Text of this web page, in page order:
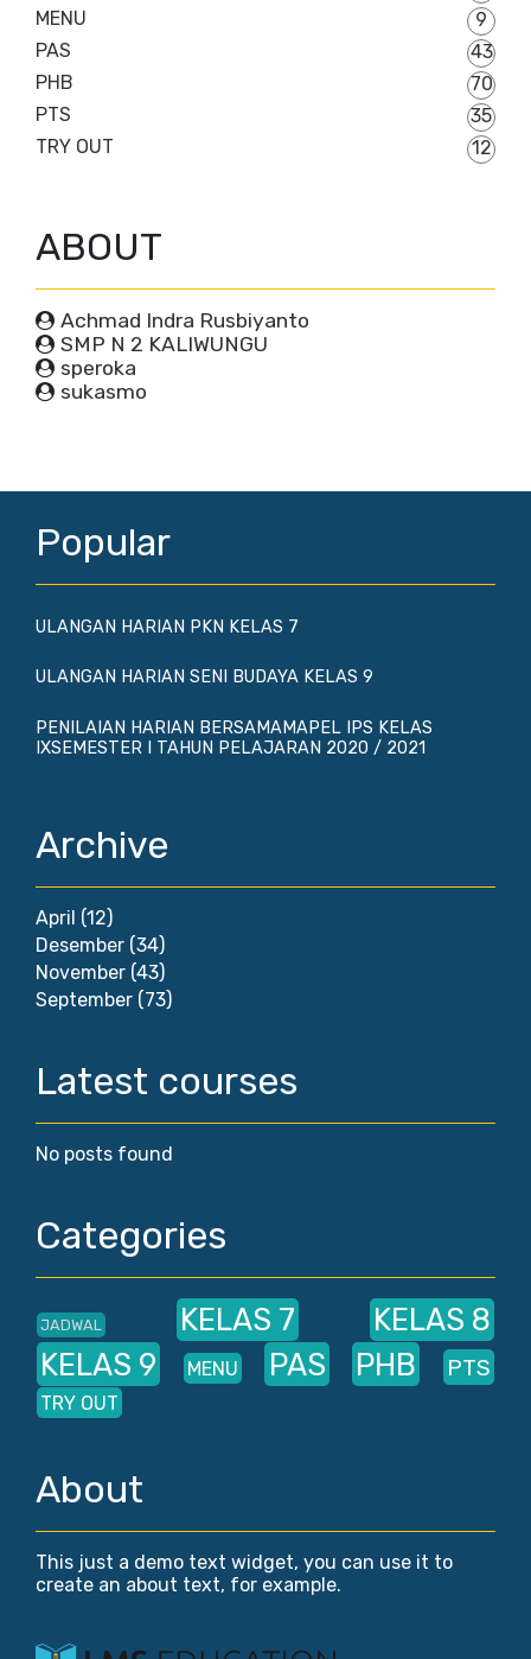
MENU
9
PAS
43
PHB
70
PTS
35
TRY OUT
12
ABOUT
Achmad Indra Rusbiyanto
SMP N 2 KALIWUNGU
speroka
sukasmo
Popular
ULANGAN HARIAN PKN KELAS 7
ULANGAN HARIAN SENI BUDAYA KELAS 9
PENILAIAN HARIAN BERSAMAMAPEL IPS KELAS
IXSEMESTER I TAHUN PELAJARAN 2020 / 2021
Archive
April (12)
Desember (34)
November (43)
September (73)
Latest courses
No posts found
Categories
JADWAL KELAS 7
KELAS 8
KELAS 9
MENU PAS PHB PTS
TRY OUT
About
This just a demo text widget, you can use it to
create an about text, for example.